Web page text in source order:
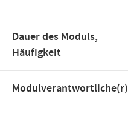
Dauer des Moduls,
Häufigkeit
Modulverantwortliche(r)